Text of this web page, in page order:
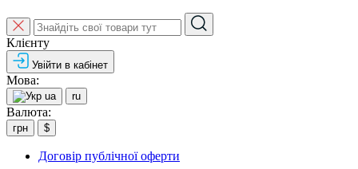
Клієнту
Увійти в кабінет
Мова:
ua ru
Валюта:
грн $
Договір публічної оферти